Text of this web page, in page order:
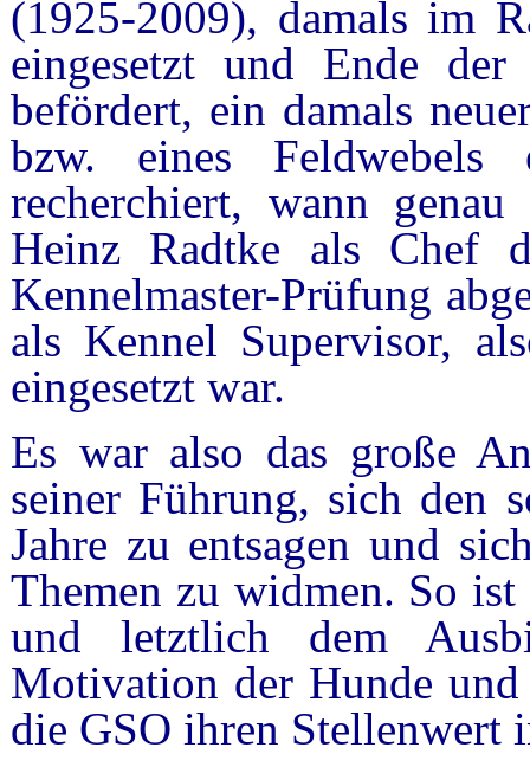
(1925-2009), damals im
eingesetzt und Ende der
befördert, ein damals
bzw. eines
recherchiert, wann
Heinz Radtke als Chef
Kennelmaster-Prüfung
als Kennel Supervisor,
eingesetzt war.
Es war also das große
seiner Führung, sich den
Jahre zu entsagen und
Themen zu widmen. So
und letztlich dem
Motivation der Hunde und
die GSO ihren Stellenwert